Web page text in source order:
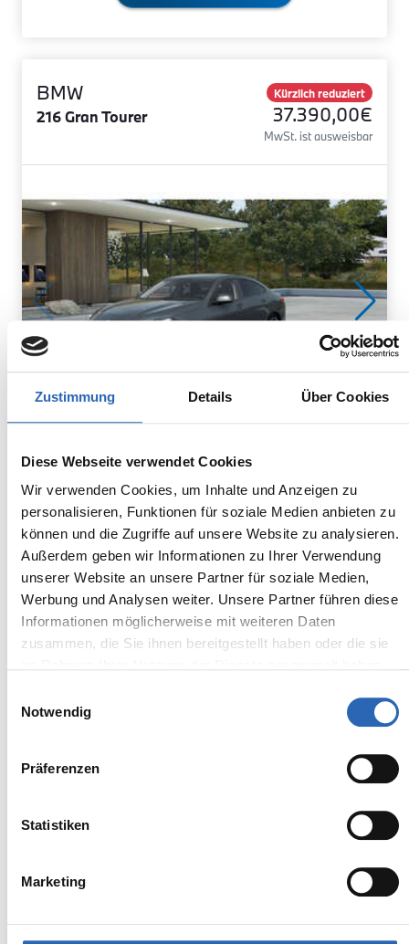
Zustimmung Details Über Cookies
Diese Webseite verwendet Cookies
Wir verwenden Cookies, um Inhalte und Anzeigen zu
personalisieren, Funktionen für soziale Medien anbieten zu
können und die Zugriffe auf unsere Website zu analysieren.
Außerdem geben wir Informationen zu Ihrer Verwendung
unserer Website an unsere Partner für soziale Medien,
Werbung und Analysen weiter. Unsere Partner führen diese
Informationen möglicherweise mit weiteren Daten
zusammen, die Sie ihnen bereitgestellt haben oder die sie
Notwendig
Präferenzen
Statistiken
Marketing
BMW
216 Gran Tourer
Kürzlich reduziert
37.390,00€
MwSt. ist ausweisbar
Benzin 1km
Euro 6
5 Sitze
7 Gänge
1495kg
4 Türen
3 Zylinder
Kraftstoffverbrauch kombiniert:
6 l/100km (WLTP)
CO2-Emissionen kombiniert:
135 g/km (WLTP)
BMW Kürzlich reduziert
59.190,00€
MwSt. ist ausweisbar